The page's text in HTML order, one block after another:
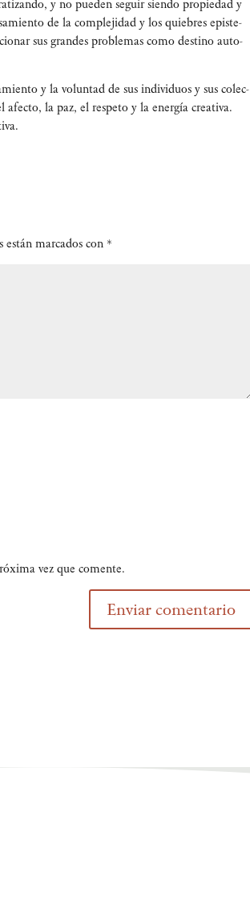
y no pue­den seguir sien­do pro­pie­dad y
de la com­ple­ji­dad y los quie­bres epis­te­
sus gran­des pro­ble­mas como des­tino auto­
y la volun­tad de sus indi­vi­duos y sus colec­
la paz, el res­pe­to y la ener­gía crea­ti­va.
están marcados con *
vez que comente.